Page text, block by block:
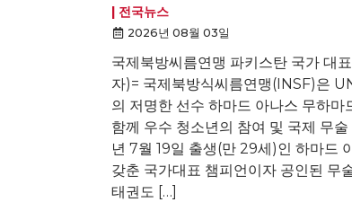
전국뉴스
2026년 08월 03일
국제북방씨름연맹 파키스탄 국가 대
자)= 국제북방식씨름연맹(INSF)은
의 저명한 선수 하마드 아나스 무하
함께 우수 청소년의 참여 및 국제 무
년 7월 19일 출생(만 29세)인 하마드
갖춘 국가대표 챔피언이자 공인된 무
태권도 […]